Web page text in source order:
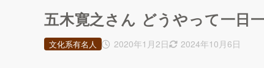
五木寛之さん どうやって一日
2020年1月2日 2024年10月6日
文化系有名人